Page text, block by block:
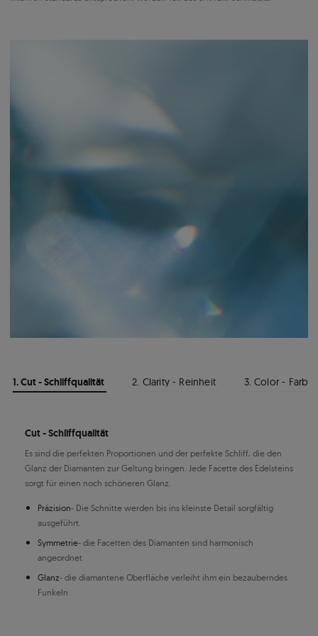
1. Cut - Schliffqualität 2. Clarity - Reinheit 3. Color - Farbe
Cut - Schliffqualität
Es sind die perfekten Proportionen und der perfekte Schliff, die den
Glanz der Diamanten zur Geltung bringen. Jede Facette des Edelsteins
sorgt für einen noch schöneren Glanz.
Präzision- Die Schnitte werden bis ins kleinste Detail sorgfältig
ausgeführt.
Symmetrie- die Facetten des Diamanten sind harmonisch
angeordnet
Glanz- die diamantene Oberfläche verleiht ihm ein bezauberndes
Funkeln